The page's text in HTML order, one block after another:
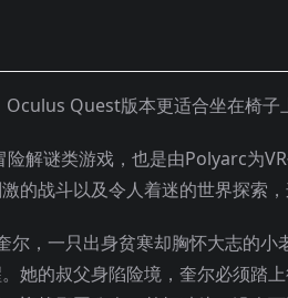
Quest版本更适合坐在椅子
解谜类游戏，也是由Polyarc为
的战斗以及令人着迷的世界探索
尔，一只出身贫寒却胸怀大志的
她的叔父身陷险境，奎尔必须踏